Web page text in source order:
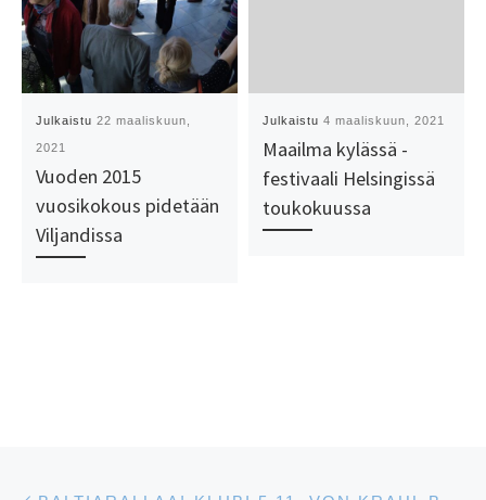
Julkaistu22 maaliskuun,
2021
Vuoden 2015
vuosikokous pidetään
Viljandissa
Julkaistu4 maaliskuun, 2021
Maailma kylässä -
festivaali Helsingissä
toukokuussa